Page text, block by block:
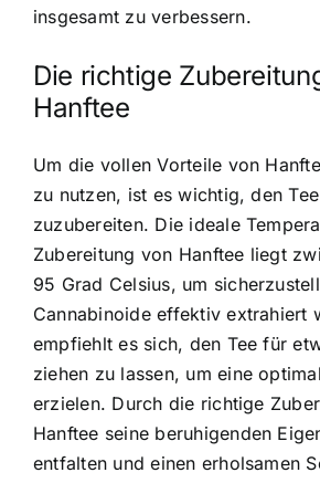
insgesamt zu verbessern.
Die richtige
Hanftee
Um die vollen Vorteile von
zu nutzen, ist es wichtig, den
zuzubereiten. Die ideale
Zubereitung von Hanftee liegt
95 Grad Celsius, um
Cannabinoide effektiv extrahiert
empfiehlt es sich, den Tee für
ziehen zu lassen, um eine
erzielen. Durch die richtige
Hanftee seine beruhigenden
entfalten und einen erholsamen